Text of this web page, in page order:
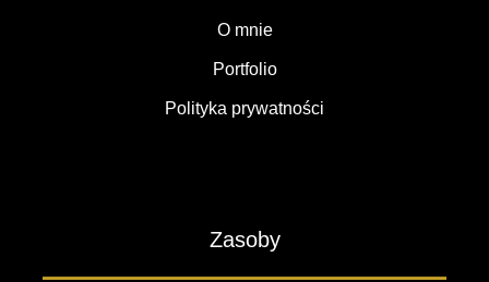
O mnie
Portfolio
Polityka prywatności
Zasoby